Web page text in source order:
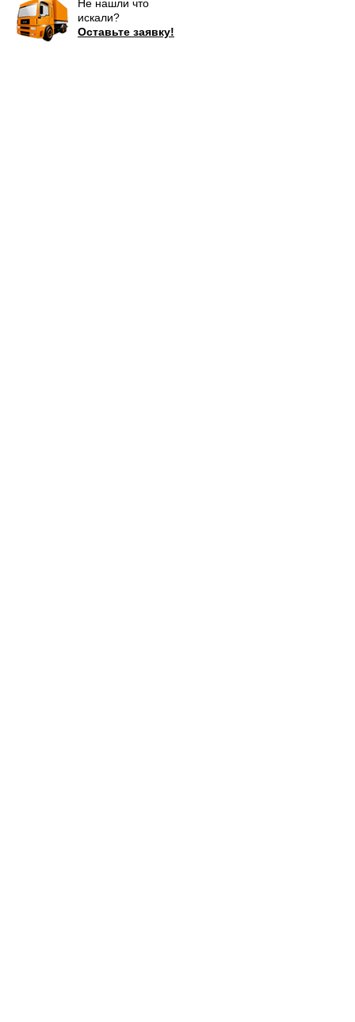
Не нашли что
искали?
Оставьте заявку!